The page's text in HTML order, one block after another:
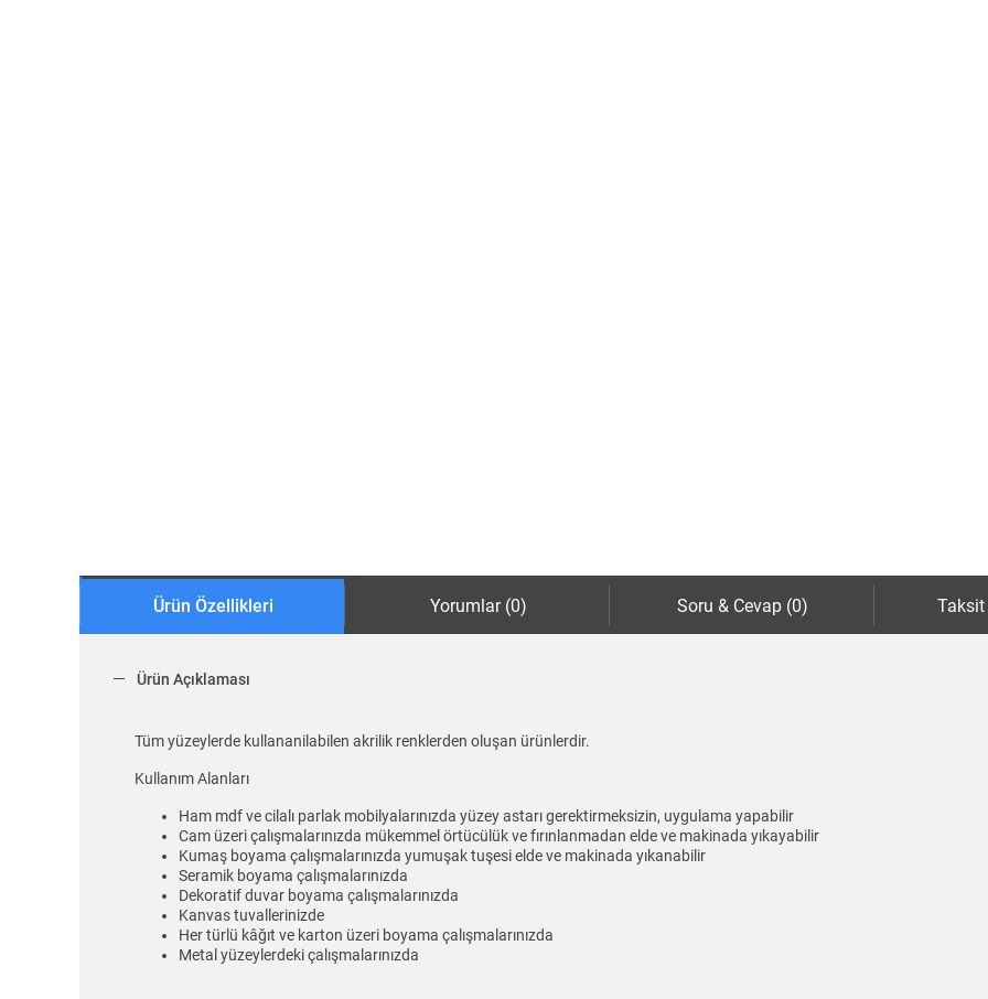
Ürün Özellikleri Yorumlar (0) Soru & Cevap (0) Taksit
Ürün Açıklaması
Tüm yüzeylerde kullananilabilen akrilik renklerden oluşan ürünlerdir.
Kullanım Alanları
Ham mdf ve cilalı parlak mobilyalarınızda yüzey astarı gerektirmeksizin, uygulama yapabilir
Cam üzeri çalışmalarınızda mükemmel örtücülük ve fırınlanmadan elde ve makinada yıkayabilir
Kumaş boyama çalışmalarınızda yumuşak tuşesi elde ve makinada yıkanabilir
Seramik boyama çalışmalarınızda
Dekoratif duvar boyama çalışmalarınızda
Kanvas tuvallerinizde
Her türlü kâğıt ve karton üzeri boyama çalışmalarınızda
Metal yüzeylerdeki çalışmalarınızda